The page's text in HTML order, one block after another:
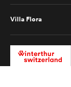
Villa Flora